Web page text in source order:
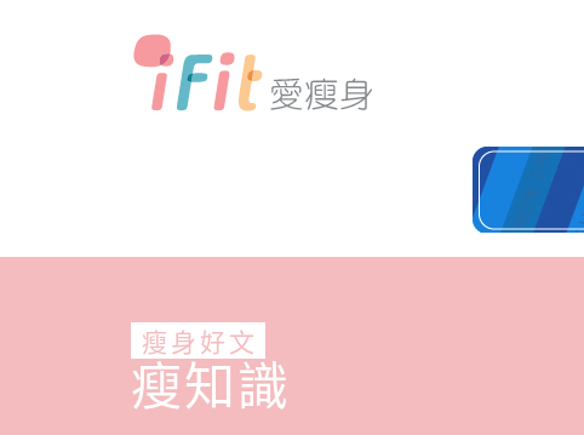
瘦身好文
瘦知識